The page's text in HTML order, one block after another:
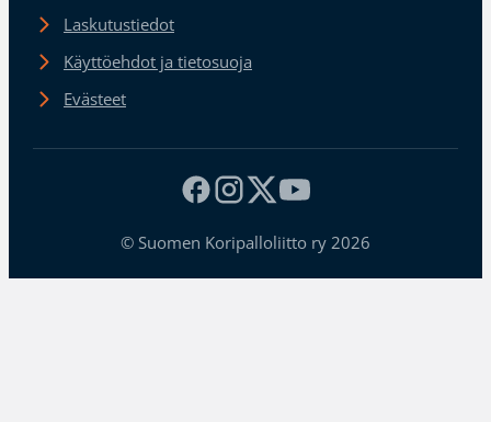
Laskutustiedot
Käyttöehdot ja tietosuoja
Evästeet
© Suomen Koripalloliitto ry 2026